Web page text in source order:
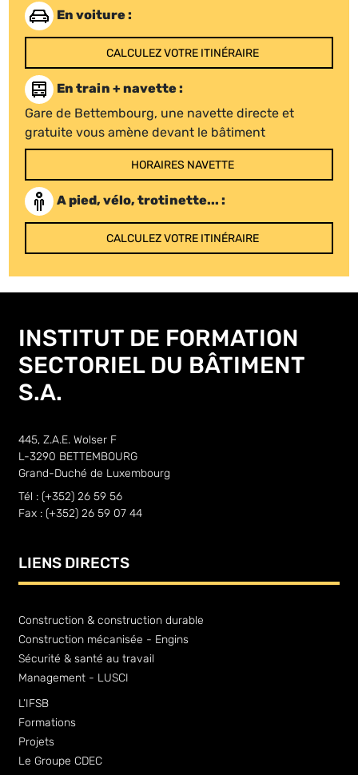
En voiture :
CALCULEZ VOTRE ITINÉRAIRE
En train + navette :
Gare de Bettembourg, une navette directe et
gratuite vous amène devant le bâtiment
HORAIRES NAVETTE
A pied, vélo, trotinette... :
CALCULEZ VOTRE ITINÉRAIRE
INSTITUT DE FORMATION
SECTORIEL DU BÂTIMENT
S.A.
445, Z.A.E. Wolser F
L-3290 BETTEMBOURG
Grand-Duché de Luxembourg
Tél : (+352) 26 59 56
Fax : (+352) 26 59 07 44
LIENS DIRECTS
Construction & construction durable
Construction mécanisée - Engins
Sécurité & santé au travail
Management - LUSCI
L’IFSB
Formations
Projets
Le Groupe CDEC